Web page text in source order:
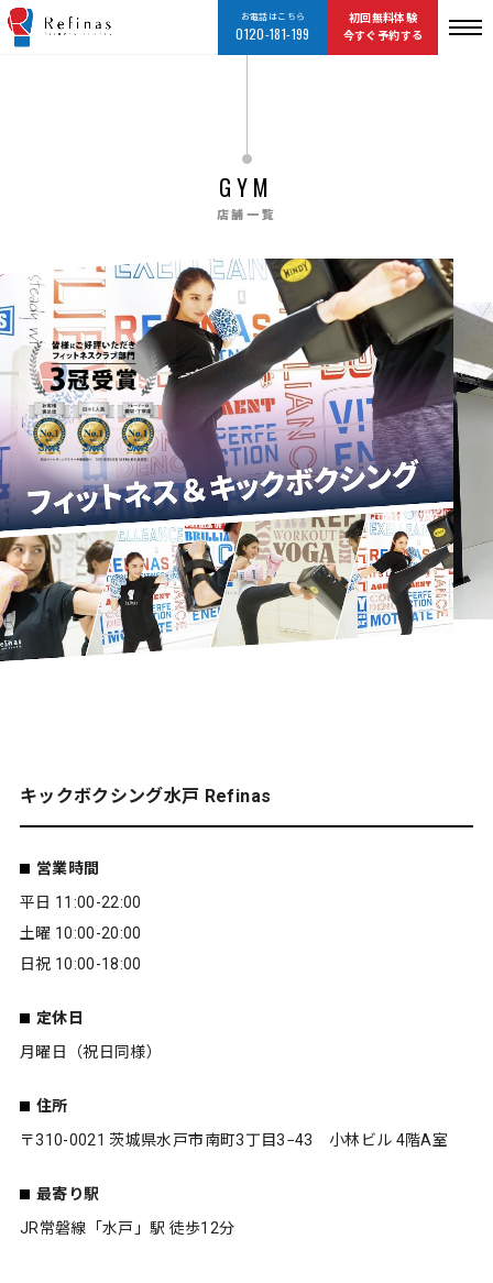
お電話はこちら
0120-181-199
初回無料体験
今すぐ予約する
GYM
店舗一覧
TOP 店舗一覧 キックボクシング水戸 Refinas
キックボクシング水戸 Refinas
営業時間
平日 11:00-22:00
土曜 10:00-20:00
日祝 10:00-18:00
定休日
月曜日（祝日同様）
住所
〒310-0021 茨城県水戸市南町3丁目3−43 小林ビル 4階A室
最寄り駅
JR常磐線「水戸」駅 徒歩12分